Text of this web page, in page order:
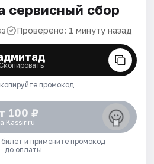
сервисный сбор
Проверено: 1 минуту назад
Скопировать
промокод
100 ₽
Kassir.ru
и примените промокод
до оплаты